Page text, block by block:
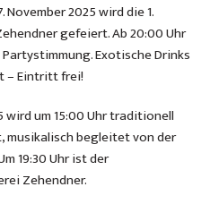
November 2025 wird die 1.
gefeiert. Ab 20:00 Uhr
Exotische Drinks
– Eintritt frei!
wird um 15:00 Uhr traditionell
musikalisch begleitet von der
19:30 Uhr ist der
Zehendner.